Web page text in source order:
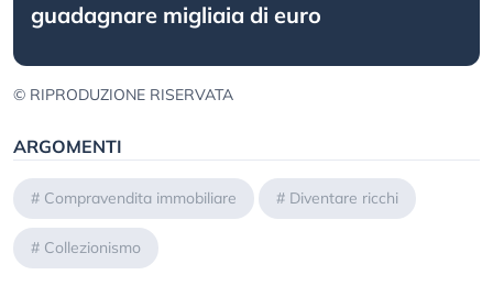
guadagnare migliaia di euro
© RIPRODUZIONE RISERVATA
ARGOMENTI
# Compravendita immobiliare # Diventare ricchi
# Collezionismo